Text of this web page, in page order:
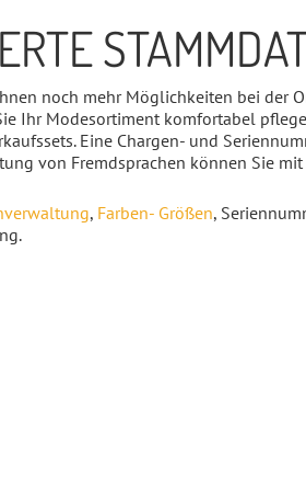
noch mehr Möglichkeiten bei der
Ihr Modesortiment komfortabel
Eine Chargen- und
von Fremdsprachen können Sie
, Farben- Größen,